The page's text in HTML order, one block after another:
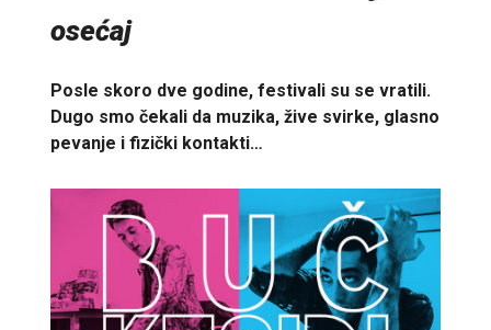
osećaj
Posle skoro dve godine, festivali su se vratili.
Dugo smo čekali da muzika, žive svirke, glasno
pevanje i fizički kontakti…